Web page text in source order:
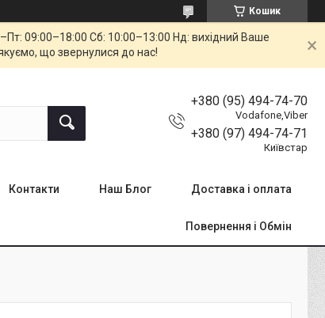
Кошик
09:00–18:00 Сб: 10:00–13:00 Нд: вихідний Ваше
що звернулися до нас!
+380 (95) 494-74-70
Vodafone,Viber
+380 (97) 494-74-71
Київстар
Контакти Наш Блог Доставка і оплата
Повернення і Обмін